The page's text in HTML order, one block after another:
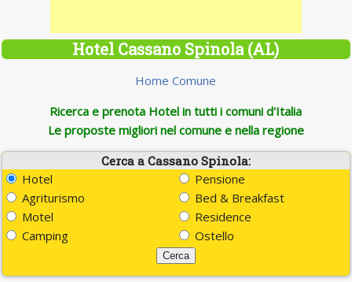
Hotel Cassano Spinola (AL)
Home Comune
Ricerca e prenota Hotel in tutti i comuni d'Italia
Le proposte migliori nel comune e nella regione
Cerca a Cassano Spinola:
Hotel
Pensione
Agriturismo
Bed & Breakfast
Motel
Residence
Camping
Ostello